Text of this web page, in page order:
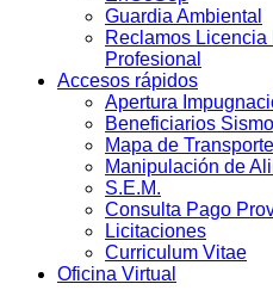
Guardia Ambiental
Reclamos
Profesional
Accesos rápidos
Apertura
Beneficiarios
Mapa de Transporte
Manipulación de
S.E.M.
Consulta Pago
Licitaciones
Curriculum Vitae
Oficina Virtual